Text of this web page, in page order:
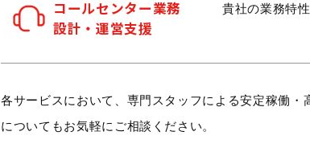
コールセンター業務
設計・運営支援
貴社の業務特
各サービスにおいて、専門スタッフによる安定稼働
についてもお気軽にご相談ください。